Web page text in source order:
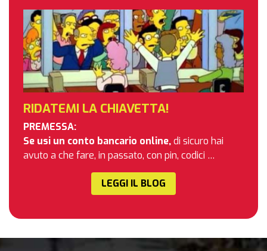
RIDATEMI LA CHIAVETTA!
PREMESSA:
Se usi un conto bancario online,di sicuro hai
avuto a che fare, in passato, con pin, codici …
LEGGI IL BLOG